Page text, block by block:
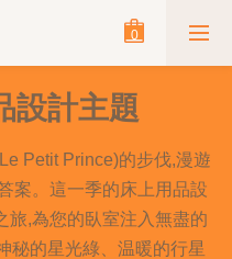
設計主題
Petit Prince)的步伐,漫遊
案。這一季的床上用品設
旅,為您的臥室注入無盡的
秘的星光綠、温暖的行星